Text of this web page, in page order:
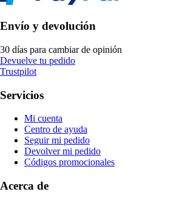
Envío y devolución
30 días para cambiar de opinión
Devuelve tu pedido
Trustpilot
Servicios
Mi cuenta
Centro de ayuda
Seguir mi pedido
Devolver mi pedido
Códigos promocionales
Acerca de